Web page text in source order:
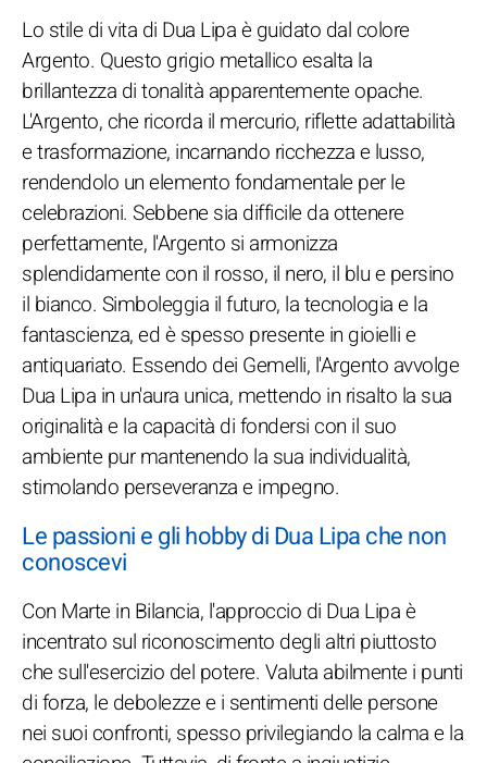
Lo stile di vita di Dua Lipa è guidato dal colore
Argento. Questo grigio metallico esalta la
brillantezza di tonalità apparentemente opache.
L'Argento, che ricorda il mercurio, riflette adattabilità
e trasformazione, incarnando ricchezza e lusso,
rendendolo un elemento fondamentale per le
celebrazioni. Sebbene sia difficile da ottenere
perfettamente, l'Argento si armonizza
splendidamente con il rosso, il nero, il blu e persino
il bianco. Simboleggia il futuro, la tecnologia e la
fantascienza, ed è spesso presente in gioielli e
antiquariato. Essendo dei Gemelli, l'Argento avvolge
Dua Lipa in un'aura unica, mettendo in risalto la sua
originalità e la capacità di fondersi con il suo
ambiente pur mantenendo la sua individualità,
stimolando perseveranza e impegno.
Le passioni e gli hobby di Dua Lipa che non
conoscevi
Con Marte in Bilancia, l'approccio di Dua Lipa è
incentrato sul riconoscimento degli altri piuttosto
che sull'esercizio del potere. Valuta abilmente i punti
di forza, le debolezze e i sentimenti delle persone
nei suoi confronti, spesso privilegiando la calma e la